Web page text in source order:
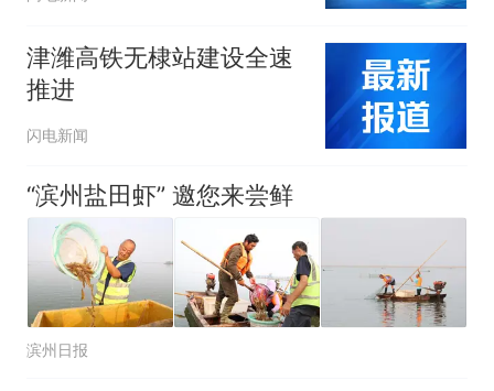
津潍高铁无棣站建设全速
推进
闪电新闻
“滨州盐田虾” 邀您来尝鲜
滨州日报